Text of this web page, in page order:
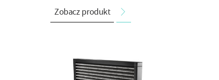
Zobacz produkt